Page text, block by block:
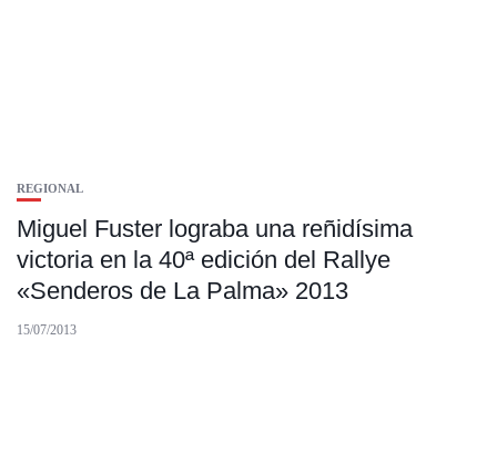
REGIONAL
Miguel Fuster lograba una reñidísima
victoria en la 40ª edición del Rallye
«Senderos de La Palma» 2013
15/07/2013